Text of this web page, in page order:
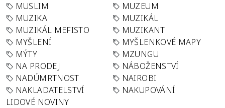
MUSLIM
MUZEUM
MUZIKA
MUZIKÁL
MUZIKÁL MEFISTO
MUZIKANT
MYŠLENÍ
MYŠLENKOVÉ MAPY
MÝTY
MZUNGU
NA PRODEJ
NÁBOŽENSTVÍ
NADÚMRTNOST
NAIROBI
NAKLADATELSTVÍ
LIDOVÉ NOVINY
NAKUPOVÁNÍ